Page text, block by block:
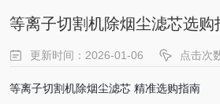
等离子切割机除烟尘滤芯选购
更新时间：2026-01-06 点击次
等离子切割机除烟尘滤芯 精准选购指南